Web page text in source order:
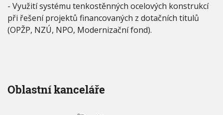
- Využití systému tenkostěnných ocelových konstrukcí
při řešení projektů financovaných z dotačních titulů
(OPŽP, NZÚ, NPO, Modernizační fond).
Oblastní kanceláře